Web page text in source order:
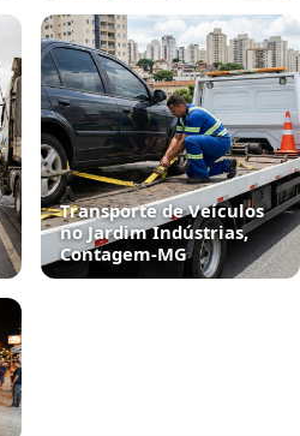
Transporte de Veículos
no Jardim Indústrias,
Contagem‑MG